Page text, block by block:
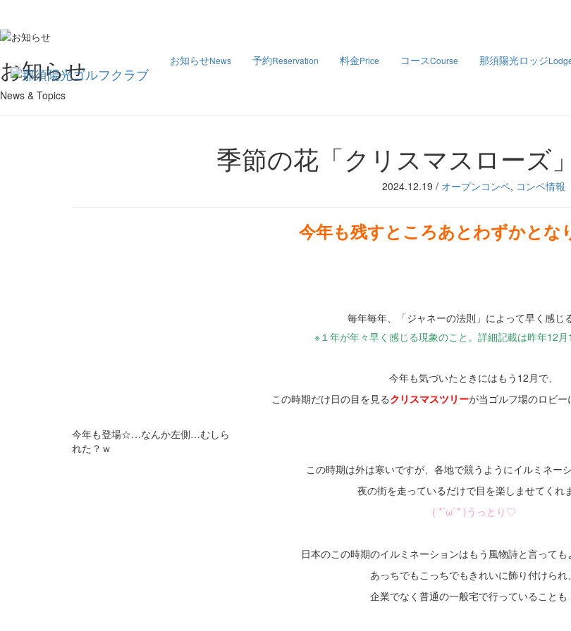
お知らせNews 予約Reservation 料金Price コースCourse 那須陽光ロッジ
お知らせ
News & Topics
季節の花「クリスマスローズ
2024.12.19 / オープンコンペ, コンペ情報
今年も残すところあとわずかと
毎年毎年、「ジャネーの法則」によって早く感じ
※１年が年々早く感じる現象のこと。詳細記載は昨年12
今年も気づいたときにはもう12月で、
この時期だけ日の目を見るクリスマスツリーが当ゴルフ場のロビ
今年も登場☆…なんか左側…むしら
れた？ｗ
この時期は外は寒いですが、各地で競うようにイルミネーシ
夜の街を走っているだけで目を楽しませてくれ
( *´ω`* )うっとり♡
日本のこの時期のイルミネーションはもう風物詩と言って
あっちでもこっちでもきれいに飾り付けられ、
企業でなく普通の一般宅で行っていることも